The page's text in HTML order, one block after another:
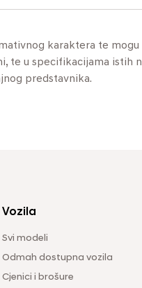
karaktera te
te u specifikacijama
predstavnika.
Vozila
Svi modeli
Odmah dostupna vozila
Cjenici i brošure